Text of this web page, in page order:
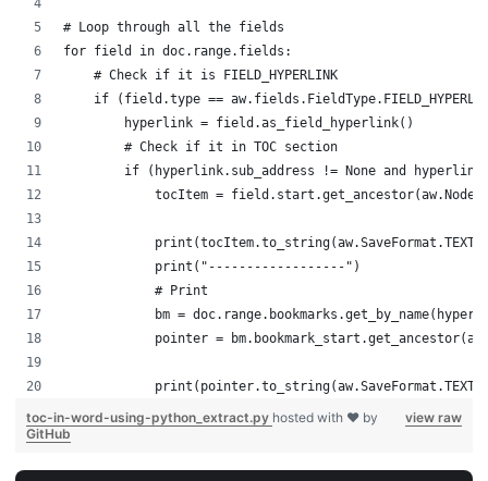
# Loop through all the fields
for field in doc.range.fields:
    # Check if it is FIELD_HYPERLINK
if (field.type ==
        hyperlink = field.as_field_hyperlink()
        # Check if it in TOC section
if (hyperlink.sub_address != None and
tocItem =
            print("------------------")
            # Print
bm =
pointer =
view raw
toc-in-word-using-python_extract.py hosted with ❤ by
GitHub